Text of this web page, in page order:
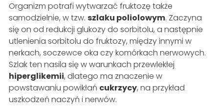
Organizm potrafi wytwarzać fruktozę także
samodzielnie, w tzw. szlaku poliolowym. Zaczyna
się on od redukcji glukozy do sorbitolu, a następnie
utlenienia sorbitolu do fruktozy, między innymi w
nerkach, soczewce oka czy komórkach nerwowych.
Szlak ten nasila się w warunkach przewlekłej
hiperglikemii, dlatego ma znaczenie w
powstawaniu powikłań cukrzycy, na przykład
uszkodzeń naczyń i nerwów.